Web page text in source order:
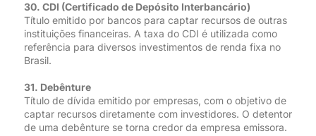
30. CDI (Certificado de Depósito Interbancário)
Título emitido por bancos para captar recursos de outras
instituições financeiras. A taxa do CDI é utilizada como
referência para diversos investimentos de renda fixa no
Brasil.
31. Debênture
Título de dívida emitido por empresas, com o objetivo de
captar recursos diretamente com investidores. O detentor
de uma debênture se torna credor da empresa emissora.